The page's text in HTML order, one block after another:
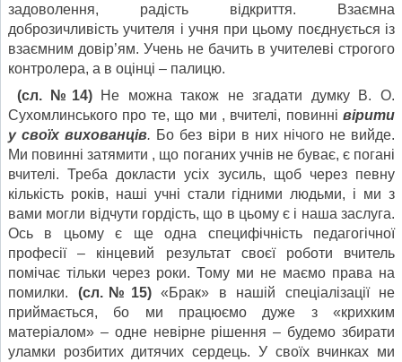
задоволення, радість відкриття. Взаємна
доброзичливість учителя і учня при цьому поєднується із
взаємним довір’ям. Учень не бачить в учителеві строгого
контролера, а в оцінці – палицю.
(сл. №14)
Не можна також не згадати думку В. О.
Сухомлинського про те, що ми , вчителі, повинні вірити
у своїх вихованців. Бо без віри в них нічого не вийде.
Ми повинні затямити , що поганих учнів не буває, є погані
вчителі. Треба докласти усіх зусиль, щоб через певну
кількість років, наші учні стали гідними людьми, і ми з
вами могли відчути гордість, що в цьому є і наша заслуга.
Ось в цьому є ще одна специфічність педагогічної
професії – кінцевий результат своєї роботи вчитель
помічає тільки через роки. Тому ми не маємо права на
помилки. (сл.№15)«Брак» в нашій спеціалізації не
приймається, бо ми працюємо дуже з «крихким
матеріалом» – одне невірне рішення – будемо збирати
уламки розбитих дитячих сердець. У своїх вчинках ми